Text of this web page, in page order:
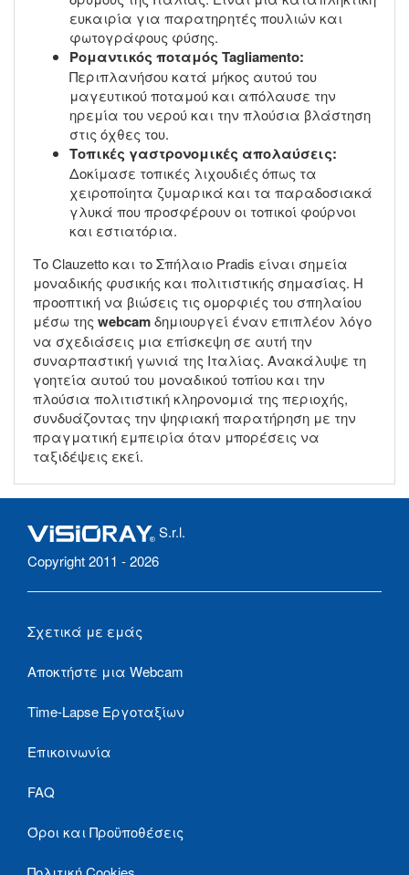
ευκαιρία για παρατηρητές πουλιών και
φωτογράφους φύσης.
Ρομαντικός ποταμός Tagliamento:
Περιπλανήσου κατά μήκος αυτού του
μαγευτικού ποταμού και απόλαυσε την
ηρεμία του νερού και την πλούσια βλάστηση
στις όχθες του.
Τοπικές γαστρονομικές απολαύσεις:
Δοκίμασε τοπικές λιχουδιές όπως τα
χειροποίητα ζυμαρικά και τα παραδοσιακά
γλυκά που προσφέρουν οι τοπικοί φούρνοι
και εστιατόρια.
Το Clauzetto και το Σπήλαιο Pradis είναι σημεία
μοναδικής φυσικής και πολιτιστικής σημασίας. Η
προοπτική να βιώσεις τις ομορφιές του σπηλαίου
μέσω της webcamδημιουργεί έναν επιπλέον λόγο
να σχεδιάσεις μια επίσκεψη σε αυτή την
συναρπαστική γωνιά της Ιταλίας. Ανακάλυψε τη
γοητεία αυτού του μοναδικού τοπίου και την
πλούσια πολιτιστική κληρονομιά της περιοχής,
συνδυάζοντας την ψηφιακή παρατήρηση με την
πραγματική εμπειρία όταν μπορέσεις να
ταξιδέψεις εκεί.
S.r.l.
Copyright 2011 - 2026
Σχετικά με εμάς
Αποκτήστε μια Webcam
Time-Lapse Εργοταξίων
Επικοινωνία
FAQ
Όροι και Προϋποθέσεις